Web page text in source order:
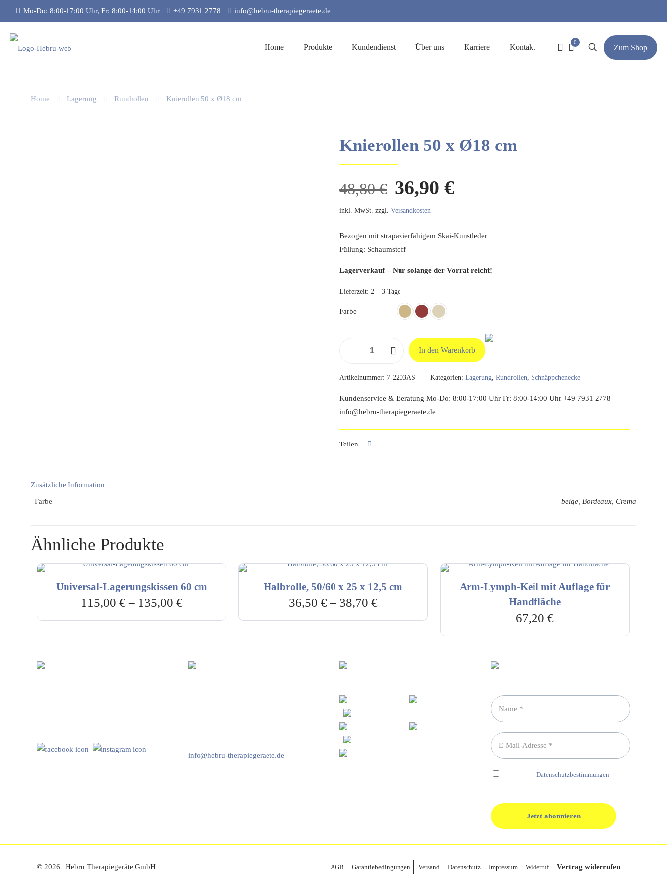
Mo-Do: 8:00-17:00 Uhr, Fr: 8:00-14:00 Uhr +49 7931 2778 info@hebru-therapiegeraete.de
Home Produkte Kundendienst Über uns Karriere Kontakt
0
Zum Shop
Home Lagerung Rundrollen Knierollen 50 x Ø18 cm
Knierollen 50 x Ø18 cm
48,80€ Ursprünglicher
Preis
war:
48,80 €
36,90 €Aktueller
36,90 €.
inkl. MwSt. zzgl. Versandkosten
Bezogen mit strapazierfähigem Skai-Kunstleder
Füllung: Schaumstoff
Lagerverkauf – Nur solange der Vorrat reicht!
Lieferzeit: 2 – 3 Tage
Farbe
cm
Menge
In den Warenkorb
Artikelnummer: 7-2203AS Kategorien: Lagerung, Rundrollen, Schnäppchenecke
Kundenservice & Beratung Mo-Do: 8:00-17:00 Uhr Fr: 8:00-14:00 Uhr +49 7931 2778
info@hebru-therapiegeraete.de
Teilen
Zusätzliche Information
Farbe beige, Bordeaux, Crema
Ähnliche Produkte
Universal-Lagerungskissen 60 cm
115,00 €– 135,00 €
Halbrolle, 50/60 x 25 x 12,5 cm
36,50 €– 38,70 €
Arm-Lymph-Keil mit Auflage für
Handfläche
67,20€
info@hebru-therapiegeraete.de
Datenschutzbestimmungen
© 2026 | Hebru Therapiegeräte GmbH AGB Garantiebedingungen Versand Datenschutz Impressum Widerruf Vertrag widerrufen